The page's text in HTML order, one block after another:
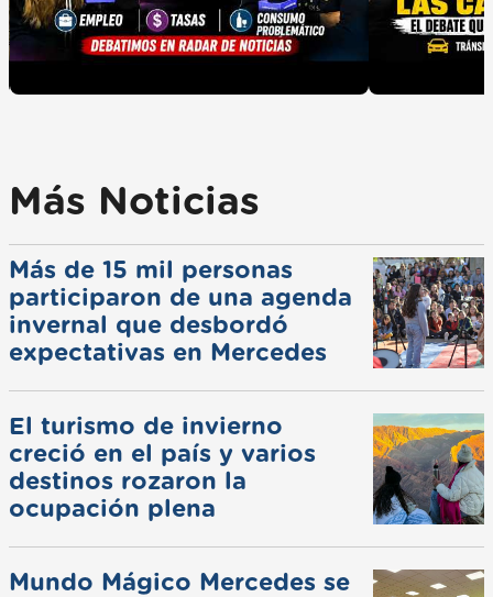
Más Noticias
Más de 15 mil personas
participaron de una agenda
invernal que desbordó
expectativas en Mercedes
El turismo de invierno
creció en el país y varios
destinos rozaron la
ocupación plena
Mundo Mágico Mercedes se